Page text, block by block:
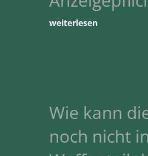
weiterlesen
Wie kann
noch nicht